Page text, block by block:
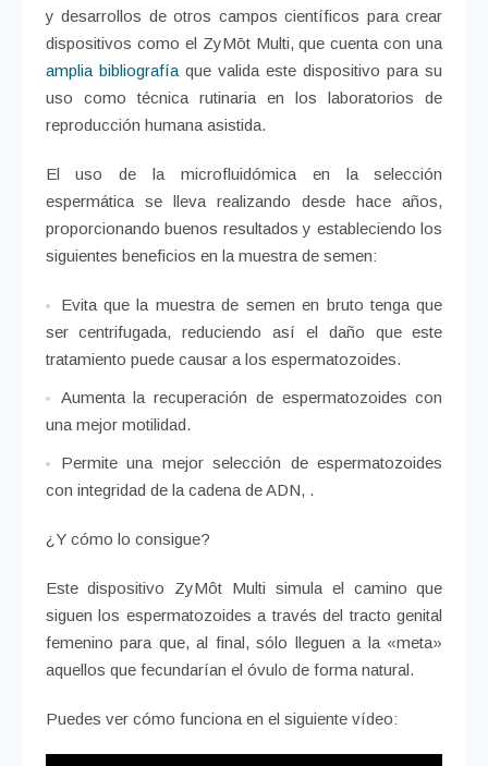
y desarrollos de otros campos científicos para crear
dispositivos como el ZyMōt Multi, que cuenta con una
amplia bibliografíaque valida este dispositivo para su
uso como técnica rutinaria en los laboratorios de
reproducción humana asistida.
El uso de la microfluidómica en la selección
espermática se lleva realizando desde hace años,
proporcionando buenos resultados y estableciendo los
siguientes beneficios en la muestra de semen:
Evita que la muestra de semen en bruto tenga que
ser centrifugada, reduciendo así el daño que este
tratamiento puede causar a los espermatozoides.
Aumenta la recuperación de espermatozoides con
una mejor motilidad.
Permite una mejor selección de espermatozoides
con integridad de la cadena de ADN, .
¿Y cómo lo consigue?
Este dispositivo ZyMôt Multi simula el camino que
siguen los espermatozoides a través del tracto genital
femeninopara que, al final, sólo lleguen a la «meta»
aquellos que fecundarían el óvulo de forma natural.
Puedes ver cómo funciona en el siguiente vídeo: